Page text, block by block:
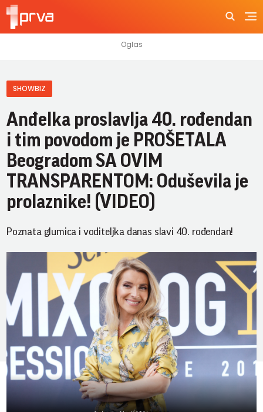
SHOWBIZ
Anđelka proslavlja 40. rođendan
i tim povodom je PROŠETALA
Beogradom SA OVIM
TRANSPARENTOM: Oduševila je
prolaznike! (VIDEO)
Poznata glumica i voditeljka danas slavi 40. rođendan!